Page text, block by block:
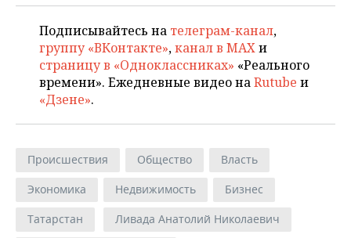
Подписывайтесь на телеграм-канал,
группу «ВКонтакте»,канал в MAXи
страницу в «Одноклассниках» «Реального
времени». Ежедневные видео наRutube и
«Дзене».
Происшествия Общество
Власть
Экономика
Недвижимость
Бизнес
Татарстан
Ливада Анатолий Николаевич